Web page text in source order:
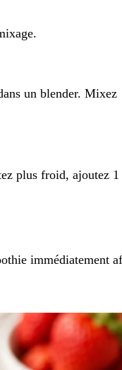
un blender. Mixez
plus froid, ajoutez 1
immédiatement